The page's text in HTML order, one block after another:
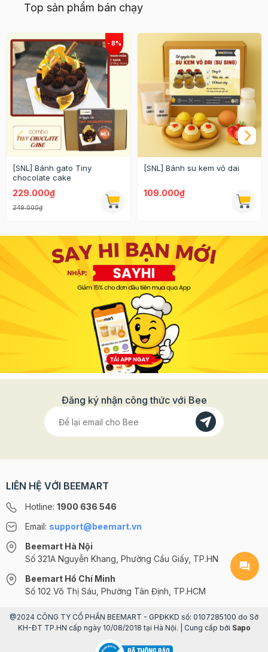
Top sản phẩm bán chạy
[SNL] Bánh gato Tiny
chocolate cake
229.000₫
249.000₫
[SNL] Bánh su kem vỏ dai
109.000₫
Đăng ký nhận công thức với Bee
LIÊN HỆ VỚI BEEMART
Hotline: 1900 636 546
Email: support@beemart.vn
Beemart Hà Nội
Số 321A Nguyễn Khang, Phường Cầu Giấy, TP.HN
Beemart Hồ Chí Minh
Số 102 Võ Thị Sáu, Phường Tân Định, TP.HCM
@2024 CÔNG TY CỔ PHẦN BEEMART - GPĐKKD số: 0107285100 do Sở
KH-ĐT TP.HN cấp ngày 10/08/2018 tại Hà Nội. | Cung cấp bởi Sapo